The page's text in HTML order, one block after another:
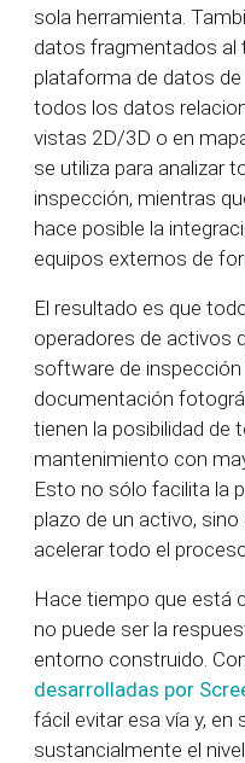
sola herramienta.
datos fragmentados al
plataforma de datos
todos los datos
vistas 2D/3D o en
se utiliza para analizar
inspección, mientras
hace posible la
equipos externos de
El resultado es que
operadores de activos
software de
documentación
tienen la posibilidad de
mantenimiento con
Esto no sólo facilita la
plazo de un activo,
acelerar todo el
Hace tiempo que está
no puede ser la
entorno construido.
desarrolladas por
fácil evitar esa vía y, en
sustancialmente el